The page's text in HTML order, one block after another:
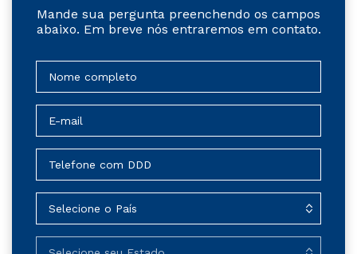
Mande sua pergunta preenchendo os campos
abaixo. Em breve nós entraremos em contato.